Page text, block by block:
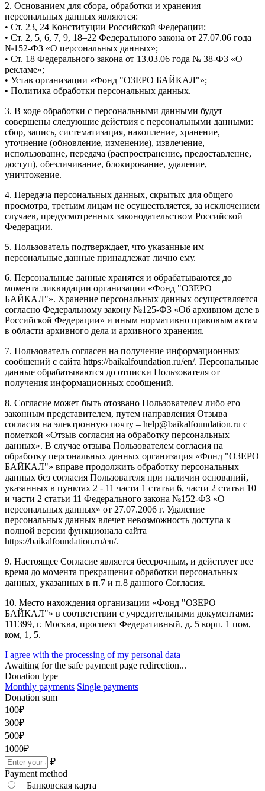
2. Основанием для сбора, обработки и хранения
персональных данных являются:
• Ст. 23, 24 Конституции Российской Федерации;
• Ст. 2, 5, 6, 7, 9, 18–22 Федерального закона от 27.07.06 года
№152-ФЗ «О персональных данных»;
• Ст. 18 Федерального закона от 13.03.06 года № 38-ФЗ «О
рекламе»;
• Устав организации «Фонд "ОЗЕРО БАЙКАЛ"»;
• Политика обработки персональных данных.
3. В ходе обработки с персональными данными будут
совершены следующие действия с персональными данными:
сбор, запись, систематизация, накопление, хранение,
уточнение (обновление, изменение), извлечение,
использование, передача (распространение, предоставление,
доступ), обезличивание, блокирование, удаление,
уничтожение.
4. Передача персональных данных, скрытых для общего
просмотра, третьим лицам не осуществляется, за исключением
случаев, предусмотренных законодательством Российской
Федерации.
5. Пользователь подтверждает, что указанные им
персональные данные принадлежат лично ему.
6. Персональные данные хранятся и обрабатываются до
момента ликвидации организации «Фонд "ОЗЕРО
БАЙКАЛ"». Хранение персональных данных осуществляется
согласно Федеральному закону №125-ФЗ «Об архивном деле в
Российской Федерации» и иным нормативно правовым актам
в области архивного дела и архивного хранения.
7. Пользователь согласен на получение информационных
сообщений с сайта https://baikalfoundation.ru/en/. Персональные
данные обрабатываются до отписки Пользователя от
получения информационных сообщений.
8. Согласие может быть отозвано Пользователем либо его
законным представителем, путем направления Отзыва
согласия на электронную почту – help@baikalfoundation.ru с
пометкой «Отзыв согласия на обработку персональных
данных». В случае отзыва Пользователем согласия на
обработку персональных данных организация «Фонд "ОЗЕРО
БАЙКАЛ"» вправе продолжить обработку персональных
данных без согласия Пользователя при наличии оснований,
указанных в пунктах 2 - 11 части 1 статьи 6, части 2 статьи 10
и части 2 статьи 11 Федерального закона №152-ФЗ «О
персональных данных» от 27.07.2006 г. Удаление
персональных данных влечет невозможность доступа к
полной версии функционала сайта
https://baikalfoundation.ru/en/.
9. Настоящее Согласие является бессрочным, и действует все
время до момента прекращения обработки персональных
данных, указанных в п.7 и п.8 данного Согласия.
10. Место нахождения организации «Фонд "ОЗЕРО
БАЙКАЛ"» в соответствии с учредительными документами:
111399, г. Москва, проспект Федеративный, д. 5 корп. 1 пом,
ком, 1, 5.
I agree with the processing of my personal data
Awaiting for the safe payment page redirection...
Donation type
Monthly payments Single payments
Donation sum
100₽
300₽
500₽
1000₽
₽
Payment method
Банковская карта